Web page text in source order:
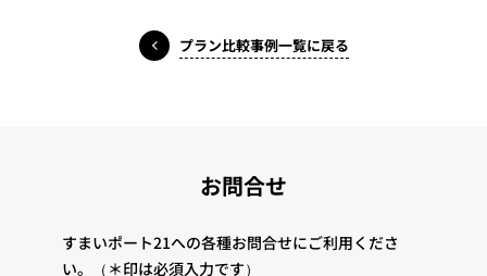
プラン比較事例一覧に戻る
お問合せ
すまいポート21への各種お問合せにご利用くださ
い。
（＊印は必須入力です）